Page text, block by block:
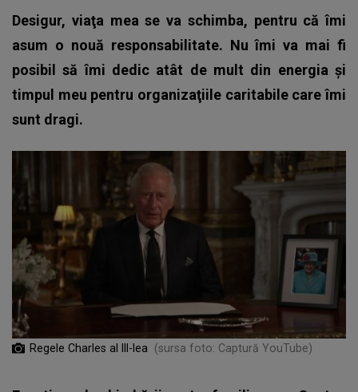
Desigur, viaţa mea se va schimba, pentru că îmi
asum o nouă responsabilitate. Nu îmi va mai fi
posibil să îmi dedic atât de mult din energia şi
timpul meu pentru organizaţiile caritabile care îmi
sunt dragi.
Regele Charles al III-lea (sursa foto: Captură YouTube)